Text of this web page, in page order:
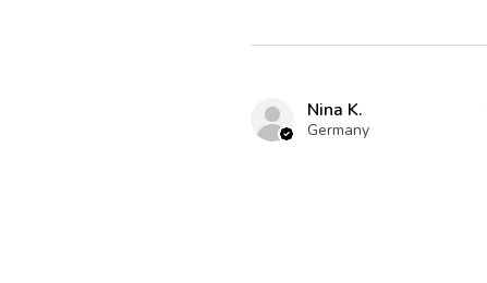
Nina K.
Germany